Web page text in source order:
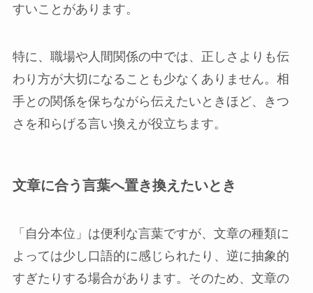
すいことがあります。
特に、職場や人間関係の中では、正しさよりも伝
わり方が大切になることも少なくありません。相
手との関係を保ちながら伝えたいときほど、きつ
さを和らげる言い換えが役立ちます。
文章に合う言葉へ置き換えたいとき
「自分本位」は便利な言葉ですが、文章の種類に
よっては少し口語的に感じられたり、逆に抽象的
すぎたりする場合があります。そのため、文章の